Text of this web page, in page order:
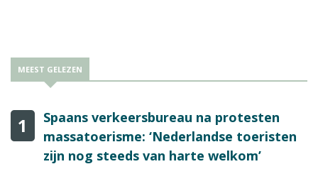
MEEST GELEZEN
1
Spaans verkeersbureau na protesten
massatoerisme: ‘Nederlandse toeristen
zijn nog steeds van harte welkom’